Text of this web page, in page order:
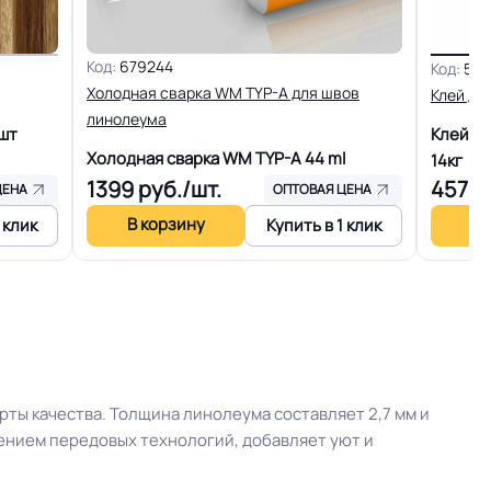
Разрешено
Плинтус ПВХ
Крытое, сухое помещение.
Код: 679244
Холодная сварка WM TYP-A для швов
линолеума
Холодная сварка WM TYP-A44 ml
1399руб./шт. ОПТОВАЯ ЦЕНА
В корзину Купить в 1 клик
Код:
Клей
Клей
14кг
4578
качества. Толщина линолеума составляет 2,7 мм и
передовых технологий, добавляет уют и